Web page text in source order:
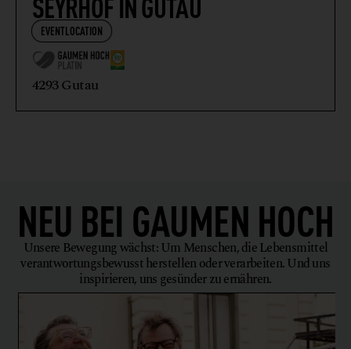
EVENTLOCATION
4293 Gutau
NEU BEI GAUMEN HOCH
Unsere Bewegung wächst: Um Menschen, die Lebensmittel
verantwortungsbewusst herstellen oder verarbeiten. Und uns
inspirieren, uns gesünder zu ernähren.